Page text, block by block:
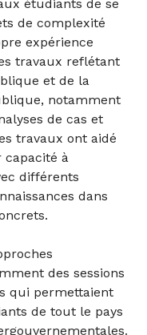
étudiants de se
de complexité
expérience
travaux reflétant
et de la
notamment
de cas et
travaux ont aidé
capacité à
différents
dans
des sessions
qui permettaient
de tout le pays